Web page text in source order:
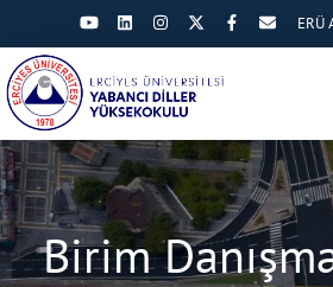
ERÜ
Birim